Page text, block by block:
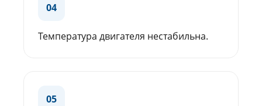
04
Температура двигателя нестабильна.
05